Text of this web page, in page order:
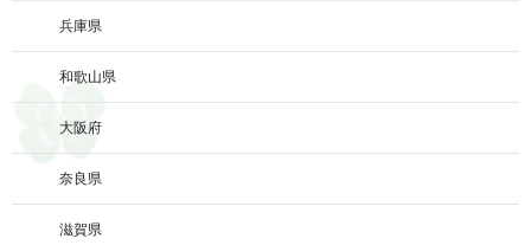
兵庫県
和歌山県
大阪府
奈良県
滋賀県